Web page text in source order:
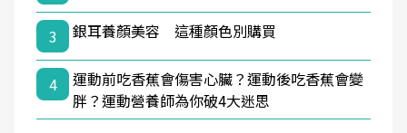
3 銀耳養顏美容 這種顏色別購買
4
運動前吃香蕉會傷害心臟？運動後吃香蕉會變
胖？運動營養師為你破4大迷思